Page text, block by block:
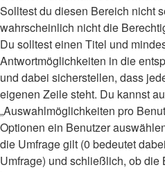
Solltest du diesen Bereich nicht
wahrscheinlich nicht die
Du solltest einen Titel und
Antwortmöglichkeiten in die
und dabei sicherstellen, dass
eigenen Zeile steht. Du kannst
„Auswahlmöglichkeiten pro
Optionen ein Benutzer
die Umfrage gilt (0 bedeutet
Umfrage) und schließlich, ob die